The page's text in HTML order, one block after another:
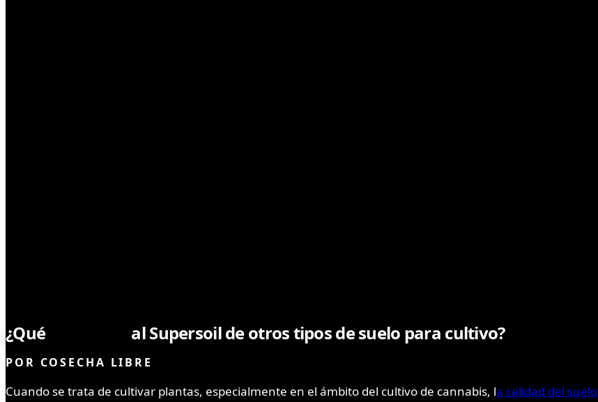
¿Qué al Supersoil de otros tipos de suelo para cultivo?
POR COSECHA LIBRE
Cuando se trata de cultivar plantas, especialmente en el ámbito del cultivo de cannabis, la calidad del suelo